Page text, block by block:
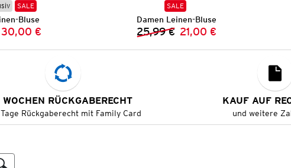
SALE
Bluse
Preis:
Preis:
30,00 €
SALE
Damen Leinen-Bluse
Vorheriger Preis:
25,99 € Neuer Preis:
21,00 €
RÜCKGABERECHT
Rückgaberecht mit Family Card
KAUF AUF
und weitere